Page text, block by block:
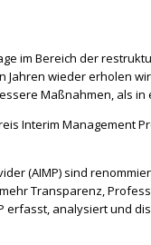
im Bereich der
wieder erholen
Maßnahmen, als
Interim Management
(AIMP) sind
Transparenz,
erfasst, analysiert und